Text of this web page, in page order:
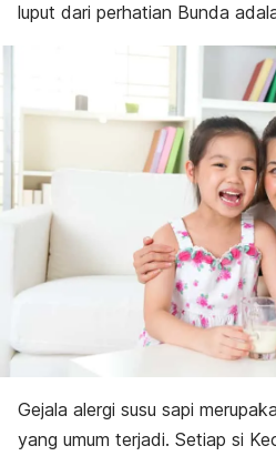
luput dari perhatian Bunda
Gejala alergi susu sapi
yang umum terjadi. Setiap si